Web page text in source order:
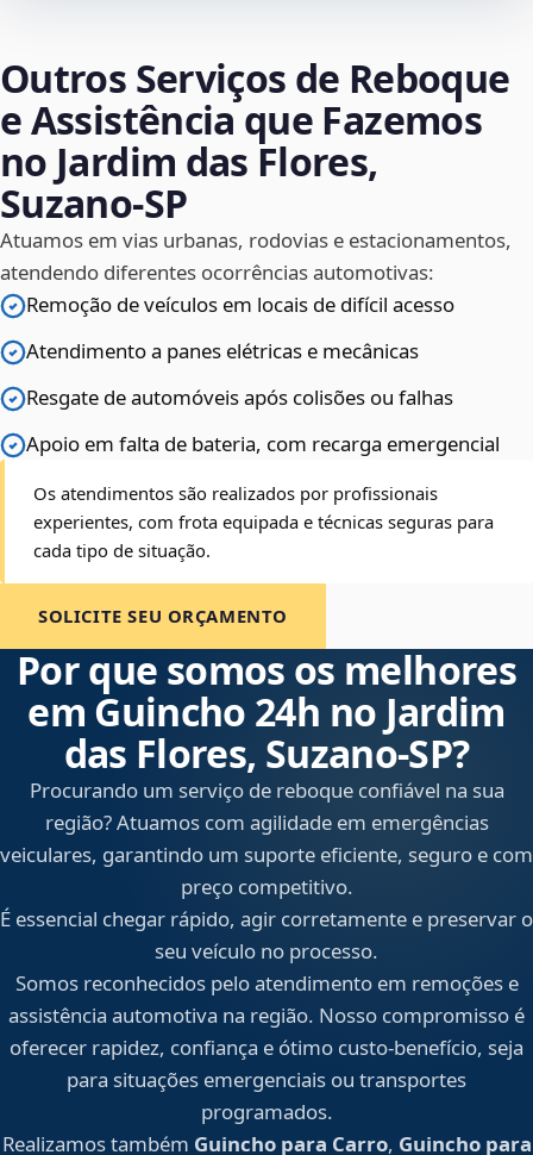
Outros Serviços de Reboque
e Assistência que Fazemos
no Jardim das Flores,
Suzano‑SP
Atuamos em vias urbanas, rodovias e estacionamentos,
atendendo diferentes ocorrências automotivas:
Remoção de veículos em locais de difícil acesso
Atendimento a panes elétricas e mecânicas
Resgate de automóveis após colisões ou falhas
Apoio em falta de bateria, com recarga emergencial
Os atendimentos são realizados por profissionais
experientes, com frota equipada e técnicas seguras para
cada tipo de situação.
SOLICITE SEU ORÇAMENTO
Por que somos os melhores
em Guincho 24h no Jardim
das Flores, Suzano‑SP?
Procurando um serviço de reboque confiável na sua
região? Atuamos com agilidade em emergências
veiculares, garantindo um suporte eficiente, seguro e com
preço competitivo.
É essencial chegar rápido, agir corretamente e preservar o
seu veículo no processo.
Somos reconhecidos pelo atendimento em remoções e
assistência automotiva na região. Nosso compromisso é
oferecer rapidez, confiança e ótimo custo-benefício, seja
para situações emergenciais ou transportes
programados.
Realizamos também Guincho para Carro, Guincho para